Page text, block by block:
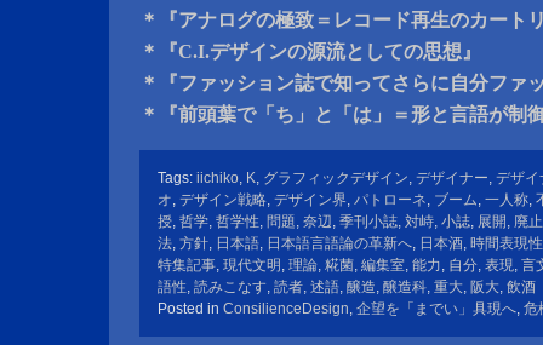
＊『アナログの極致＝レコード再生のカート
＊『C.I.デザインの源流としての思想』
＊『ファッション誌で知ってさらに自分ファ
＊『前頭葉で「ち」と「は」＝形と言語が制
Tags: iichiko, K, グラフィックデザイン, デザイナー, デザイ
オ, デザイン戦略, デザイン界, パトローネ, ブーム, 一人称,
授, 哲学, 哲学性, 問題, 奈辺, 季刊小誌, 対峙, 小誌, 展開 , 廃止
法, 方針, 日本語, 日本語言語論の革新へ, 日本酒, 時間表現性
特集記事, 現代文明 , 理論, 糀菌, 編集室, 能力, 自分, 表現, 言
語性, 読みこなす, 読者, 述語, 醸造, 醸造科, 重大, 阪大, 飲酒
Posted in ConsilienceDesign, 企望を「までい」具現へ, 危